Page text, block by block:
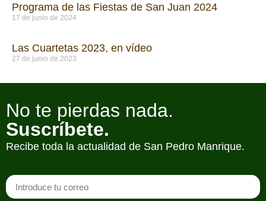
Programa de las Fiestas de San Juan 2024
17 de junio de 2024
Las Cuartetas 2023, en vídeo
27 de junio de 2023
No te pierdas nada.
Suscríbete.
Recibe toda la actualidad de San Pedro Manrique.